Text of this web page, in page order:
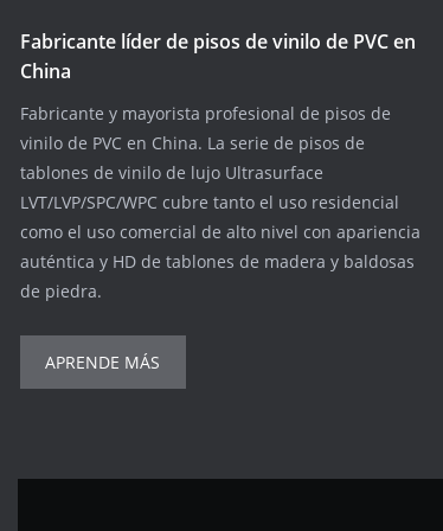
Fabricante líder de pisos de vinilo de PVC en
China
Fabricante y mayorista profesional de pisos de
vinilo de PVC en China. La serie de pisos de
tablones de vinilo de lujo Ultrasurface
LVT/LVP/SPC/WPC cubre tanto el uso residencial
como el uso comercial de alto nivel con apariencia
auténtica y HD de tablones de madera y baldosas
de piedra.
APRENDE MÁS